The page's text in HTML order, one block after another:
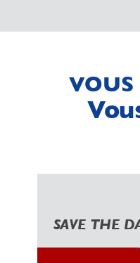
VOUS
SAVE THE